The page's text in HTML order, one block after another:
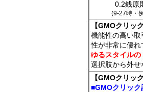
0.2銭原
(9-27時・
【GMOクリッ
機能性の高い
性が非常に優れ
ゆるスタイル
選択肢から外せ
【GMOクリッ
■GMOクリッ